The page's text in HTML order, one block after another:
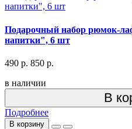
Подарочный набор рюмок-
напитки", 6 шт
490 р. 850 р.
в наличии
В
Подробнее
В корзину